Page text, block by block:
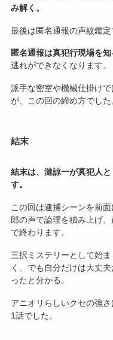
み解く。
最後は匿名通報の声紋鑑定
匿名通報は真犯行現場を
逃れができなくなります。
派手な密室や機械仕掛け
が、この回の締め方でした
結末
結末は、漣諒一が真犯人
す。
この回は逮捕シーンを前
郎の声で論理を積み上げ
で終わります。
三択ミステリーとして始
く、でも自分だけは大丈
ったと分かる。
アニオリらしいクセの強
1話でした。